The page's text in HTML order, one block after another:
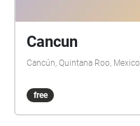
Cancun
Cancún, Quintana Roo, Mexico
free